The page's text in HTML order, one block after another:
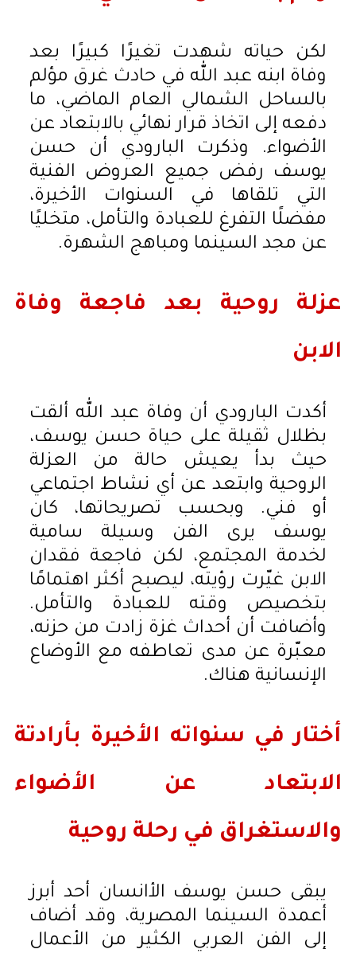
لكن حياته شهدت تغيرًا كبيرًا بعد
وفاة ابنه عبد الله في حادث غرق مؤلم
بالساحل الشمالي العام الماضي، ما
دفعه إلى اتخاذ قرار نهائي بالابتعاد عن
الأضواء. وذكرت البارودي أن حسن
يوسف رفض جميع العروض الفنية
التي تلقاها في السنوات الأخيرة،
مفضلًا التفرغ للعبادة والتأمل، متخليًا
عن مجد السينما ومباهج الشهرة.
عزلة روحية بعد فاجعة وفاة
الابن
أكدت البارودي أن وفاة عبد الله ألقت
بظلال ثقيلة على حياة حسن يوسف،
حيث بدأ يعيش حالة من العزلة
الروحية وابتعد عن أي نشاط اجتماعي
أو فني. وبحسب تصريحاتها، كان
يوسف يرى الفن وسيلة سامية
لخدمة المجتمع، لكن فاجعة فقدان
الابن غيّرت رؤيته، ليصبح أكثر اهتمامًا
بتخصيص وقته للعبادة والتأمل.
وأضافت أن أحداث غزة زادت من حزنه،
معبّرة عن مدى تعاطفه مع الأوضاع
الإنسانية هناك.
أختار في سنواته الأخيرة بأرادتة
الابتعاد عن الأضواء
والاستغراق في رحلة روحية
يبقى حسن يوسف الأانسان أحد أبرز
أعمدة السينما المصرية، وقد أضاف
إلى الفن العربي الكثير من الأعمال